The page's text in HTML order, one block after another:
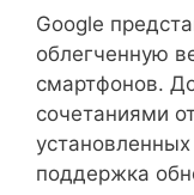
Google
облегченную
смартфонов.
сочетаниями
поддержка